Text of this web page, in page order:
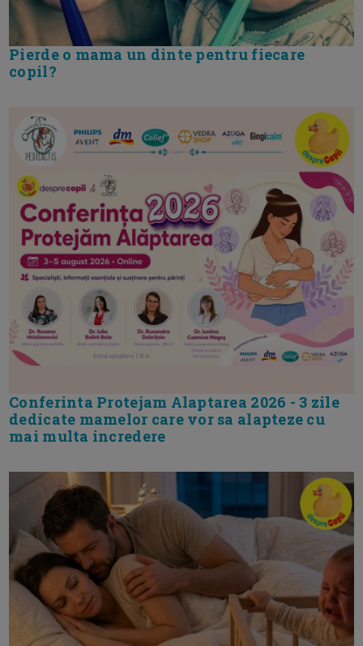
Pierde o mama un dinte pentru fiecare
copil?
Conferinta Protejam Alaptarea 2026 - 3 zile
dedicate mamelor care vor sa alapteze cu
mai multa incredere